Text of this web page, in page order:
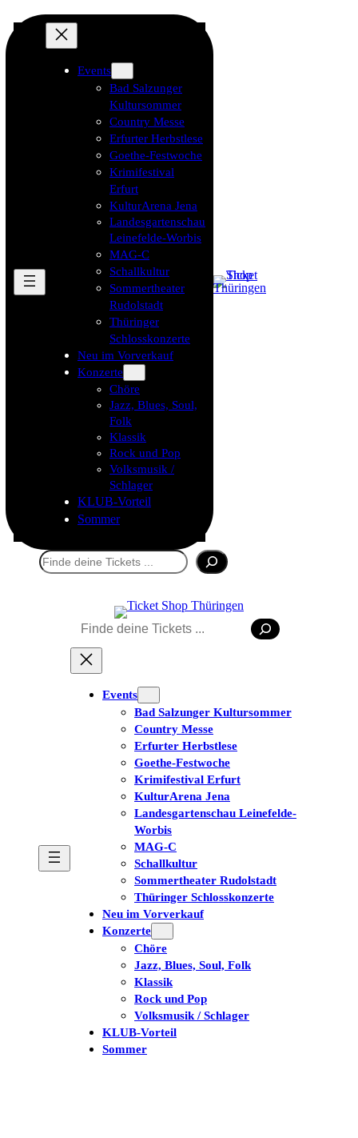
Events
Bad Salzunger
Kultursommer
Country Messe
Erfurter Herbstlese
Goethe-Festwoche
Krimifestival
Erfurt
KulturArena Jena
Landesgartenschau
Leinefelde-Worbis
MAG-C
Schallkultur
Sommertheater
Rudolstadt
Thüringer
Schlosskonzerte
Neu im Vorverkauf
Konzerte
Chöre
Jazz, Blues, Soul,
Folk
Klassik
Rock und Pop
Volksmusik /
Schlager
KLUB-Vorteil
Sommer
Suchen
Suchen
Events
Bad Salzunger Kultursommer
Country Messe
Erfurter Herbstlese
Goethe-Festwoche
Krimifestival Erfurt
KulturArena Jena
Landesgartenschau Leinefelde-
Worbis
MAG-C
Schallkultur
Sommertheater Rudolstadt
Thüringer Schlosskonzerte
Neu im Vorverkauf
Konzerte
Chöre
Jazz, Blues, Soul, Folk
Klassik
Rock und Pop
Volksmusik / Schlager
KLUB-Vorteil
Sommer
Tickets kaufen